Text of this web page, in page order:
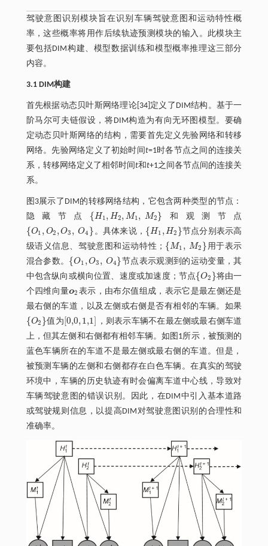
驾驶意图识别模块旨在识别车辆驾驶意图和运动特性概
率，这些概率将用作后续轨迹预测模块的输入。此模块主
要包括DIM构建、模型数据训练和模型概率推理这三部分
内容。
3.1 DIM构建
首先根据动态贝叶斯网络理论[34]定义了DIM结构。基于一
阶马尔可夫链假设，将DIM构造为有向无环图模型。要确
定动态贝叶斯网络的结构，需要首先定义先验网络和转移
网络。先验网络定义了初始时间 t=1时各节点之间的连接关
系，转移网络定义了相邻时间t和t+1之间各节点间的连接关
系。
图3展示了DIM的转移网络结构，它包含两种类型的节点：
隐藏节点 { H1, H2, M1, M2}
H1, H2,M1 , M2 和观测节点
{O1 , O2 ,O3 , O4 }
O1,O2,O3, O4 。具体来说， {H1 , H2 }
H1, H2
节点分别表示高
级语义信息、驾驶意图和运动特性； {M1 , M2 }
M1, M 2
用于表示
混合参数。 {O1 ,O3 , O4}
O1,O3, O 4
节点表示观测到的运动变量，其
中包含纵向或横向位置、速度或加速度；节点{O2 }
O2
将由一
个四维向量o2
o2 表示，由布尔值组成，表示它是最左侧还是
最右侧的车道，以及左侧或右侧是否有相邻的车辆。如果
{O2 }
O2 值为 [0,0,1,1]
0,0,1,1
，则表示车辆不在最左侧或最右侧车道
上，但其左侧和右侧都有相邻车辆。如图1所示，被预测的
蓝色车辆所在的车道不是最左侧或最右侧的车道。但是，
被预测车辆的左侧和右侧都存在白色车辆。在真实的驾驶
环境中，车辆的历史轨迹有时会偏离车道中心线，导致对
车辆驾驶意图的错误识别。因此，在DIM中引入基本道路
或驾驶规则信息，以提高DIM对驾驶意图识别的合理性和
准确率。